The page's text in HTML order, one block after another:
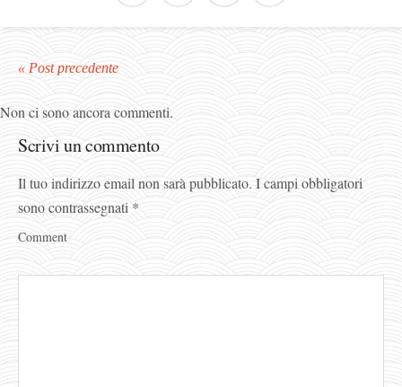
« Post precedente
Non ci sono ancora commenti.
Scrivi un commento
Il tuo indirizzo email non sarà pubblicato. I campi obbligatori
sono contrassegnati *
Comment